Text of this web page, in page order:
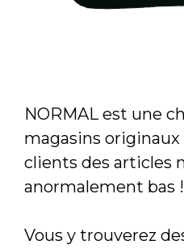
NORMAL est une
magasins originaux
clients des articles
anormalement bas !
Vous y trouverez